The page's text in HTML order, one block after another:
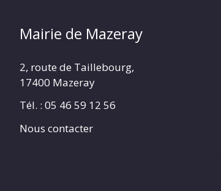
Mairie de Mazeray
2, route de Taillebourg,
17400 Mazeray
Tél. : 05 46 59 12 56
Nous contacter